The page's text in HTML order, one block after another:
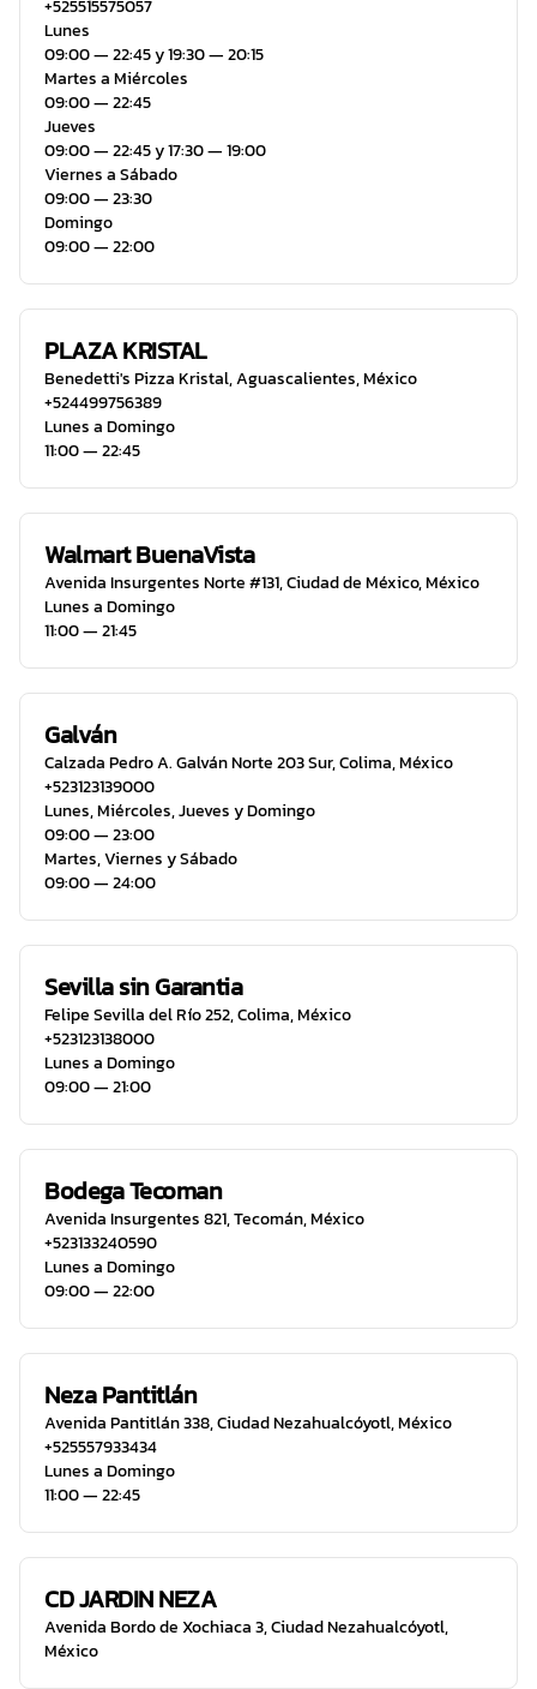
+525515575057
Lunes
09:00 ― 22:45 y 19:30 ― 20:15
Martes a Miércoles
09:00 ― 22:45
Jueves
09:00 ― 22:45 y 17:30 ― 19:00
Viernes a Sábado
09:00 ― 23:30
Domingo
09:00 ― 22:00
PLAZA KRISTAL
Benedetti's Pizza Kristal,Aguascalientes,México
+524499756389
Lunes a Domingo
11:00 ― 22:45
Walmart BuenaVista
Avenida Insurgentes Norte #131,Ciudad de México,México
Lunes a Domingo
11:00 ― 21:45
Galván
Calzada Pedro A. Galván Norte 203 Sur,Colima,México
+523123139000
Lunes, Miércoles, Jueves y Domingo
09:00 ― 23:00
Martes, Viernes y Sábado
09:00 ― 24:00
Sevilla sin Garantia
Felipe Sevilla del Río 252,Colima,México
+523123138000
Lunes a Domingo
09:00 ― 21:00
Bodega Tecoman
Avenida Insurgentes 821,Tecomán,México
+523133240590
Lunes a Domingo
09:00 ― 22:00
Neza Pantitlán
Avenida Pantitlán 338,Ciudad Nezahualcóyotl,México
+525557933434
Lunes a Domingo
11:00 ― 22:45
CD JARDIN NEZA
Avenida Bordo de Xochiaca 3,Ciudad Nezahualcóyotl,
México